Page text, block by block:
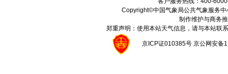
Copyright©中国气象局公共气象服务
制作维护与商务
郑重声明：使用本站天气信息，请与本站联
京ICP证010385号 京公网安备